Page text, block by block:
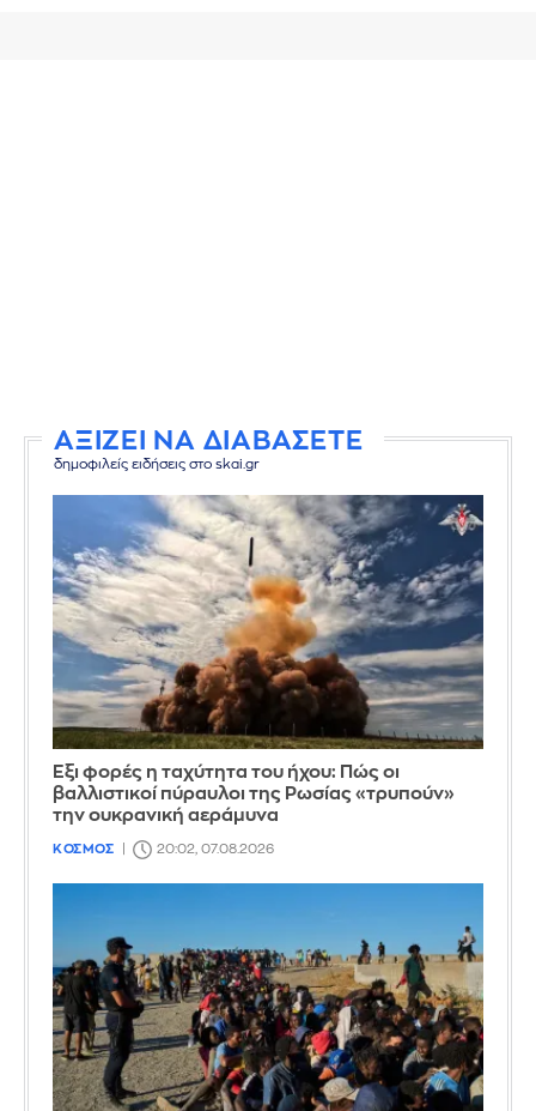
ΑΞΙΖΕΙ ΝΑ ΔΙΑΒΑΣΕΤΕ
δημοφιλείς ειδήσεις στο skai.gr
Έξι φορές η ταχύτητα του ήχου: Πώς οι
βαλλιστικοί πύραυλοι της Ρωσίας «τρυπούν»
την ουκρανική αεράμυνα
ΚΟΣΜΟΣ 20:02, 07.08.2026